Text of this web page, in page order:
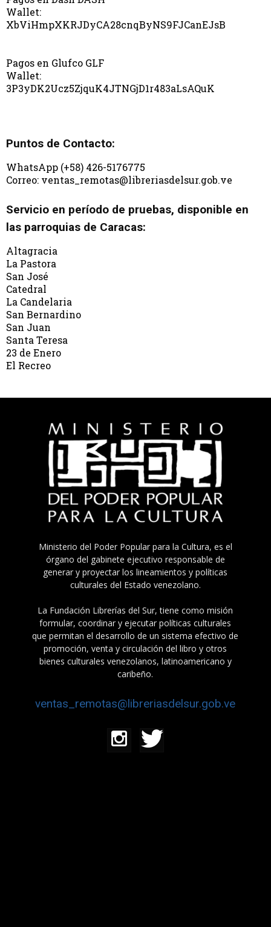
Wallet:
XbViHmpXKRJDyCA28cnqByNS9FJCanEJsB
Pagos en Glufco GLF
Wallet:
3P3yDK2Ucz5ZjquK4JTNGjD1r483aLsAQuK
Puntos de Contacto:
WhatsApp (+58) 426-5176775
Correo: ventas_remotas@libreriasdelsur.gob.ve
Servicio en período de pruebas, disponible en
las parroquias de Caracas:
Altagracia
La Pastora
San José
Catedral
La Candelaria
San Bernardino
San Juan
Santa Teresa
23 de Enero
El Recreo
Ministerio del Poder Popular para la Cultura, es el
órgano del gabinete ejecutivo responsable de
generar y proyectar los lineamientos y políticas
culturales del Estado venezolano.
La Fundación Librerías del Sur, tiene como misión
formular, coordinar y ejecutar políticas culturales
que permitan el desarrollo de un sistema efectivo de
promoción, venta y circulación del libro y otros
bienes culturales venezolanos, latinoamericano y
caribeño.
ventas_remotas@libreriasdelsur.gob.ve